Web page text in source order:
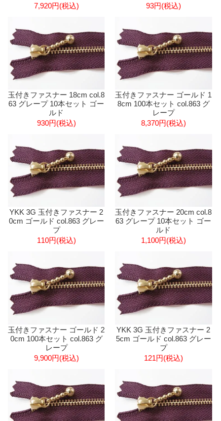
7,920円(税込)
93円(税込)
玉付きファスナー 18cm col.8
63 グレープ 10本セット ゴー
ルド
930円(税込)
玉付きファスナー ゴールド 1
8cm 100本セット col.863 グ
レープ
8,370円(税込)
YKK 3G 玉付きファスナー 2
0cm ゴールド col.863 グレー
プ
110円(税込)
玉付きファスナー 20cm col.8
63 グレープ 10本セット ゴー
ルド
1,100円(税込)
玉付きファスナー ゴールド 2
0cm 100本セット col.863 グ
レープ
9,900円(税込)
YKK 3G 玉付きファスナー 2
5cm ゴールド col.863 グレー
プ
121円(税込)